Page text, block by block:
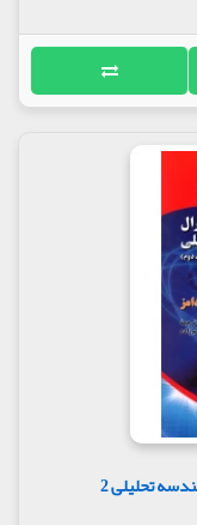
تحلیلی 2